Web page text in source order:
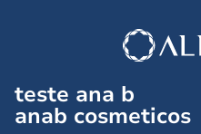
teste ana b
anab cosmeticos